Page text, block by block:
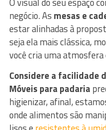
negócio. As mesas e
estar alinhadas à
seja ela mais clássica,
você cria uma
Considere a facilidade
Móveis para padaria
higienizar, afinal,
onde alimentos são